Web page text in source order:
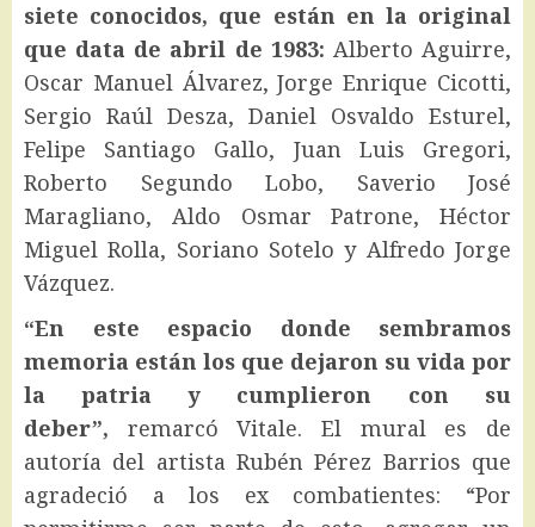
siete conocidos, que están en la original
que data de abril de 1983: Alberto Aguirre,
Oscar Manuel Álvarez, Jorge Enrique Cicotti,
Sergio Raúl Desza, Daniel Osvaldo Esturel,
Felipe Santiago Gallo, Juan Luis Gregori,
Roberto Segundo Lobo, Saverio José
Maragliano, Aldo Osmar Patrone, Héctor
Miguel Rolla, Soriano Sotelo y Alfredo Jorge
Vázquez.
“En este espacio donde sembramos
memoria están los que dejaron su vida por
la patria y cumplieron con su
deber”, remarcó Vitale. El mural es de
autoría del artista Rubén Pérez Barrios que
agradeció a los ex combatientes: “Por